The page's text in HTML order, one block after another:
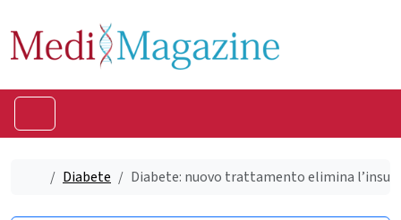
HomeDiabete Diabete: nuovo trattamento elimina